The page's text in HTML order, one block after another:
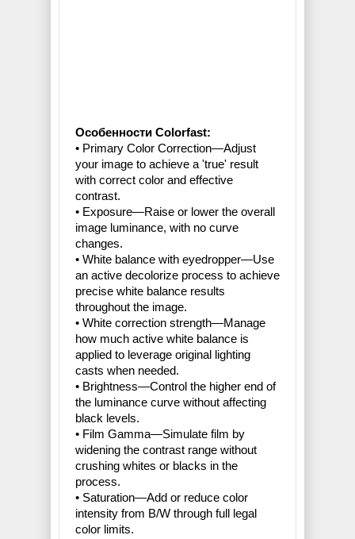
Особенности Colorfast:
• Primary Color Correction—Adjust
your image to achieve a 'true' result
with correct color and effective
contrast.
• Exposure—Raise or lower the overall
image luminance, with no curve
changes.
• White balance with eyedropper—Use
an active decolorize process to achieve
precise white balance results
throughout the image.
• White correction strength—Manage
how much active white balance is
applied to leverage original lighting
casts when needed.
• Brightness—Control the higher end of
the luminance curve without affecting
black levels.
• Film Gamma—Simulate film by
widening the contrast range without
crushing whites or blacks in the
process.
• Saturation—Add or reduce color
intensity from B/W through full legal
color limits.